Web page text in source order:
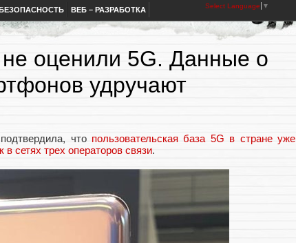
ВЕБ – РАЗРАБОТКА Select Language ▼
оценили 5G. Данные о
удручают
что пользовательская база 5G в стране уже
сетях трех операторов связи.